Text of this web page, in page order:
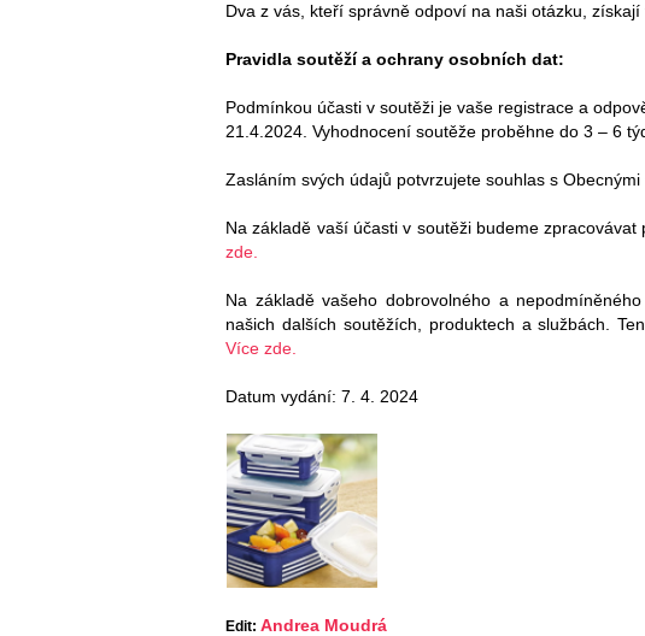
Dva z vás, kteří správně odpoví na naši otázku, získají
Pravidla soutěží a ochrany osobních dat:
Podmínkou účasti v soutěži je vaše registrace a
21.4.2024. Vyhodnocení soutěže proběhne do 3 – 6
Zasláním svých údajů potvrzujete souhlas s
Na základě vaší účasti v soutěži budeme
zde.
Na základě vašeho dobrovolného a
našich dalších soutěžích, produktech a službách.
Více zde.
Datum vydání: 7. 4. 2024
Edit: Andrea Moudrá